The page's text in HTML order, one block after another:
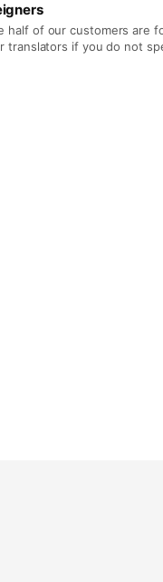
our customers are foreigners.
translators if you do not